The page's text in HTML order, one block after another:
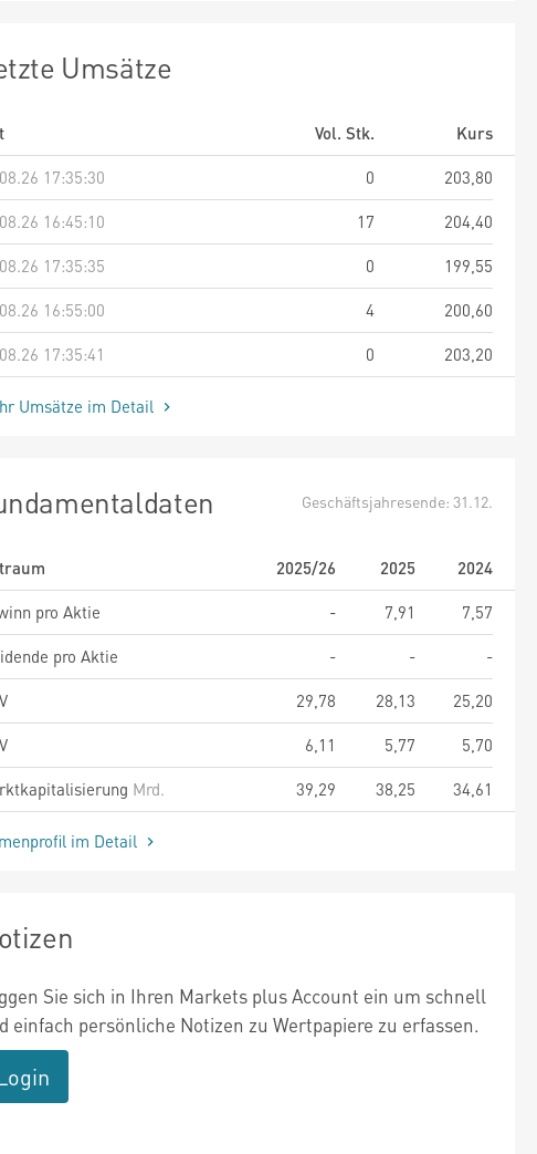
Umsätze
Vol. Stk.
Kurs
17:35:30
0
203,80
16:45:10
17
204,40
17:35:35
0
199,55
16:55:00
4
200,60
17:35:41
0 203,20
Umsätze im Detail
Geschäftsjahresende: 31.12.
2025/26 2025
2024
pro Aktie
- 7,91
7,57
pro Aktie
- -
-
29,78 28,13
25,20
6,11 5,77
5,70
Mrd. 39,29 38,25 34,61
im Detail
Sie sich in Ihren Markets plus Account ein um schnell
einfach persönliche Notizen zu Wertpapiere zu erfassen.